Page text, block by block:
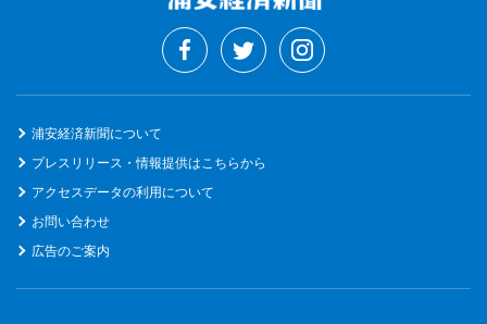
浦安経済新聞について
プレスリリース・情報提供はこちらから
アクセスデータの利用について
お問い合わせ
広告のご案内